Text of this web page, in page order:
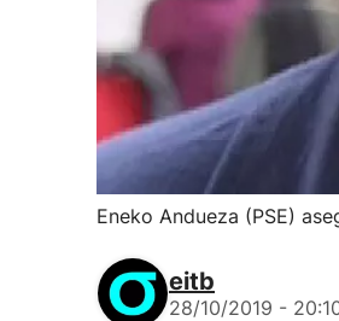
Eneko Andueza (PSE)
eitb
28/10/2019 -